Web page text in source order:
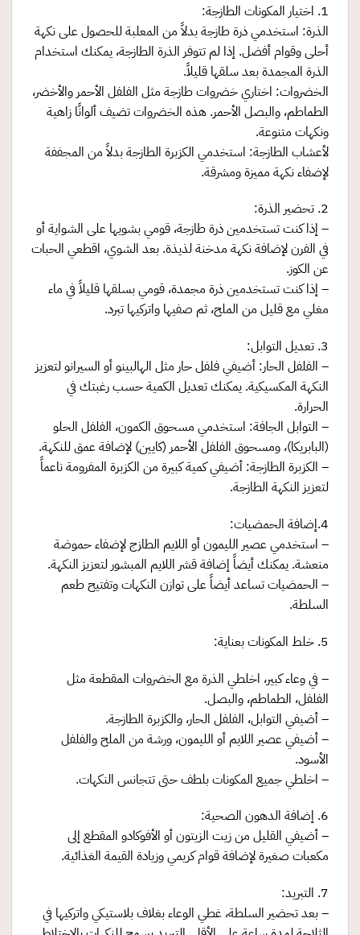
1. اختيار المكونات الطازجة:
الذرة: استخدمي ذرة طازجة بدلاً من المعلبة للحصول على نكهة
أحلى وقوام أفضل. إذا لم تتوفر الذرة الطازجة، يمكنك استخدام
الذرة المجمدة بعد سلقها قليلاً.
الخضروات: اختاري خضروات طازجة مثل الفلفل الأحمر والأخضر،
الطماطم، والبصل الأحمر. هذه الخضروات تضيف ألوانًا زاهية
ونكهات متنوعة.
لأعشاب الطازجة: استخدمي الكزبرة الطازجة بدلاً من المجففة
لإضفاء نكهة مميزة ومشرقة.
2. تحضير الذرة:
– إذا كنت تستخدمين ذرة طازجة، قومي بشويها على الشواية أو
في الفرن لإضافة نكهة مدخنة لذيذة. بعد الشوي، اقطعي الحبات
عن الكوز.
– إذا كنت تستخدمين ذرة مجمدة، قومي بسلقها قليلاً في ماء
مغلي مع قليل من الملح، ثم صفيها واتركيها تبرد.
3. تعديل التوابل:
– الفلفل الحار: أضيفي فلفل حار مثل الهالبينو أو السيرانو لتعزيز
النكهة المكسيكية. يمكنك تعديل الكمية حسب رغبتك في
الحرارة.
– التوابل الجافة: استخدمي مسحوق الكمون، الفلفل الحلو
(البابريكا)، ومسحوق الفلفل الأحمر (كايين) لإضافة عمق للنكهة.
– الكزبرة الطازجة: أضيفي كمية كبيرة من الكزبرة المفرومة ناعماً
لتعزيز النكهة الطازجة.
4.إضافة الحمضيات:
– استخدمي عصير الليمون أو اللايم الطازج لإضفاء حموضة
منعشة. يمكنك أيضاً إضافة قشر اللايم المبشور لتعزيز النكهة.
– الحمضيات تساعد أيضاً على توازن النكهات وتفتيح طعم
السلطة.
5. خلط المكونات بعناية:
– في وعاء كبير، اخلطي الذرة مع الخضروات المقطعة مثل
الفلفل، الطماطم، والبصل.
– أضيفي التوابل، الفلفل الحار، والكزبرة الطازجة.
– أضيفي عصير اللايم أو الليمون، ورشة من الملح والفلفل
الأسود.
– اخلطي جميع المكونات بلطف حتى تتجانس النكهات.
6. إضافة الدهون الصحية:
– أضيفي القليل من زيت الزيتون أو الأفوكادو المقطع إلى
مكعبات صغيرة لإضافة قوام كريمي وزيادة القيمة الغذائية.
7. التبريد:
– بعد تحضير السلطة، غطي الوعاء بغلاف بلاستيكي واتركيها في